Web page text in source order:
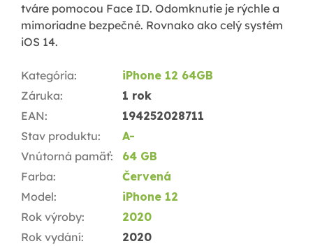
tváre pomocou Face ID. Odomknutie je rýchle a
mimoriadne bezpečné. Rovnako ako celý systém
iOS 14.
Kategória:
iPhone 12 64GB
Záruka:
1 rok
EAN:
194252028711
Stav produktu:
A-
Vnútorná pamäť:
64 GB
Farba:
Červená
Model:
iPhone 12
Rok výroby:
2020
Rok vydání:
2020